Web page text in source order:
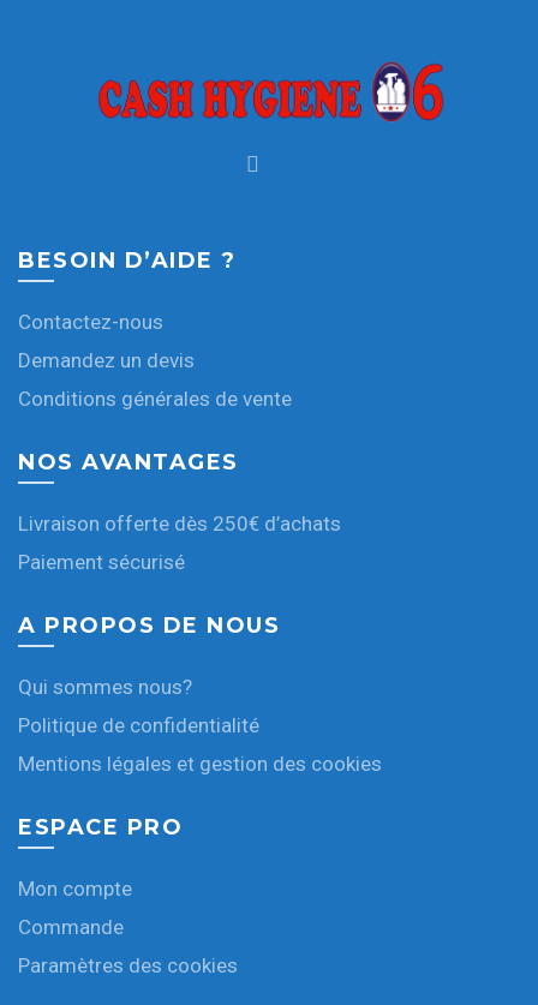
BESOIN D’AIDE ?
Contactez-nous
Demandez un devis
Conditions générales de vente
NOS AVANTAGES
Livraison offerte dès 250€ d’achats
Paiement sécurisé
A PROPOS DE NOUS
Qui sommes nous?
Politique de confidentialité
Mentions légales et gestion des cookies
ESPACE PRO
Mon compte
Commande
Paramètres des cookies